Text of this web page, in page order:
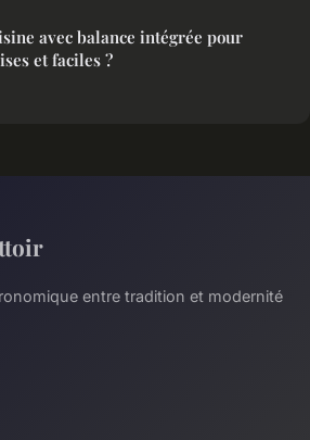
avec balance intégrée pour
et faciles ?
entre tradition et modernité